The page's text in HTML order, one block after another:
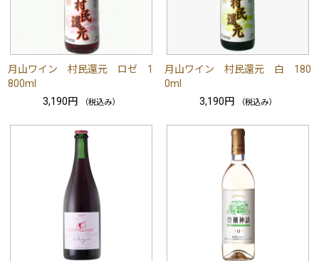
月山ワイン 村民還元 ロゼ 1
800ml
3,190円
（税込み）
月山ワイン 村民還元 白 180
0ml
3,190円
（税込み）